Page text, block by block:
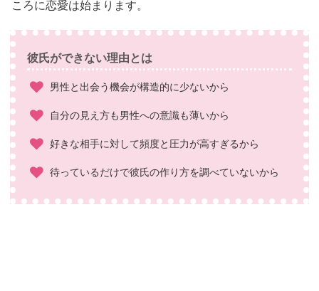
ころに恋愛は始まります。
彼氏ができない理由とは
男性と出会う機会が構造的に少ないから
自分の見え方も男性への意識も薄いから
好きな相手に対して頻度と圧力が高すぎるから
待っているだけで彼氏の作り方を調べていないから